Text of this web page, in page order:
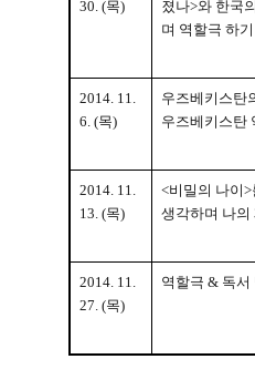
30. (목)
졌나>와 한국의
며 역할극 하기
2014. 11.
6. (목)
우즈베키스탄
우즈베키스탄
2014. 11.
13. (목)
<비밀의 나이>
생각하며 나의
2014. 11.
27. (목)
역할극 & 독서